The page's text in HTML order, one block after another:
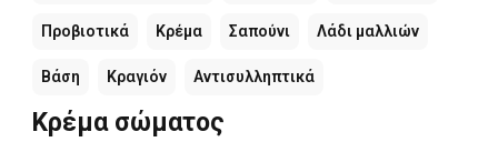
Προβιοτικά Κρέμα Σαπούνι Λάδι μαλλιών
Βάση Κραγιόν Αντισυλληπτικά
Κρέμα σώματος